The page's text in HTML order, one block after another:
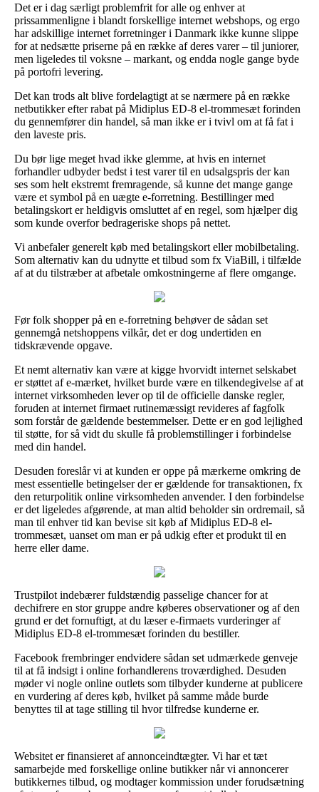
Det er i dag særligt problemfrit for alle og enhver at
prissammenligne i blandt forskellige internet webshops, og ergo
har adskillige internet forretninger i Danmark ikke kunne slippe
for at nedsætte priserne på en række af deres varer – til juniorer,
men ligeledes til voksne – markant, og endda nogle gange byde
på portofri levering.
Det kan trods alt blive fordelagtigt at se nærmere på en række
netbutikker efter rabat på Midiplus ED-8 el-trommesæt forinden
du gennemfører din handel, så man ikke er i tvivl om at få fat i
den laveste pris.
Du bør lige meget hvad ikke glemme, at hvis en internet
forhandler udbyder bedst i test varer til en udsalgspris der kan
ses som helt ekstremt fremragende, så kunne det mange gange
være et symbol på en uægte e-forretning. Bestillinger med
betalingskort er heldigvis omsluttet af en regel, som hjælper dig
som kunde overfor bedrageriske shops på nettet.
Vi anbefaler generelt køb med betalingskort eller mobilbetaling.
Som alternativ kan du udnytte et tilbud som fx ViaBill, i tilfælde
af at du tilstræber at afbetale omkostningerne af flere omgange.
Før folk shopper på en e-forretning behøver de sådan set
gennemgå netshoppens vilkår, det er dog undertiden en
tidskrævende opgave.
Et nemt alternativ kan være at kigge hvorvidt internet selskabet
er støttet af e-mærket, hvilket burde være en tilkendegivelse af at
internet virksomheden lever op til de officielle danske regler,
foruden at internet firmaet rutinemæssigt revideres af fagfolk
som forstår de gældende bestemmelser. Dette er en god lejlighed
til støtte, for så vidt du skulle få problemstillinger i forbindelse
med din handel.
Desuden foreslår vi at kunden er oppe på mærkerne omkring de
mest essentielle betingelser der er gældende for transaktionen, fx
den returpolitik online virksomheden anvender. I den forbindelse
er det ligeledes afgørende, at man altid beholder sin ordremail, så
man til enhver tid kan bevise sit køb af Midiplus ED-8 el-
trommesæt, uanset om man er på udkig efter et produkt til en
herre eller dame.
Trustpilot indebærer fuldstændig passelige chancer for at
dechifrere en stor gruppe andre køberes observationer og af den
grund er det fornuftigt, at du læser e-firmaets vurderinger af
Midiplus ED-8 el-trommesæt forinden du bestiller.
Facebook frembringer endvidere sådan set udmærkede genveje
til at få indsigt i online forhandlerens troværdighed. Desuden
møder vi nogle online outlets som tilbyder kunderne at publicere
en vurdering af deres køb, hvilket på samme måde burde
benyttes til at tage stilling til hvor tilfredse kunderne er.
Websitet er finansieret af annonceindtægter. Vi har et tæt
samarbejde med forskellige online butikker når vi annoncerer
butikkernes tilbud, og modtager kommission under forudsætning